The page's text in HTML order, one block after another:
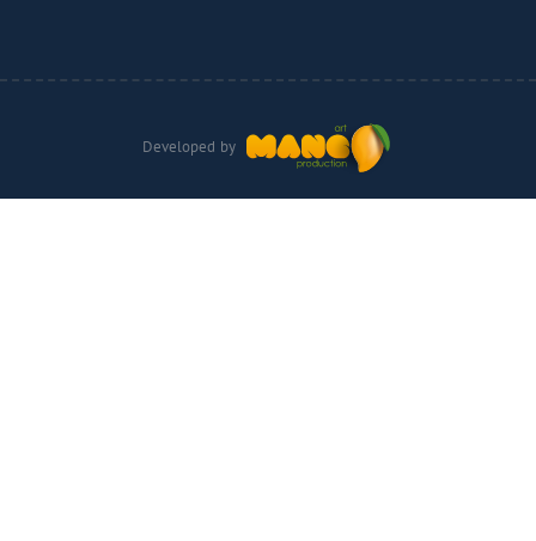
Developed by